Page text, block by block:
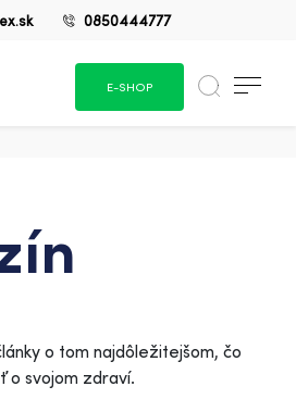
0850444777
E-SHOP
o tom najdôležitejšom, čo
svojom zdraví.